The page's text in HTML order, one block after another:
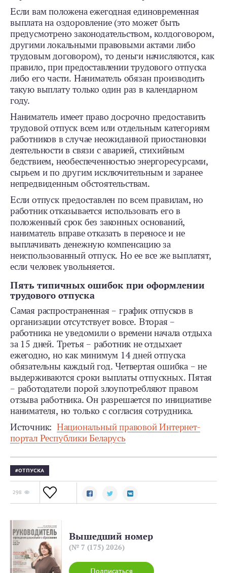
Если вам положена ежегодная единовременная
выплата на оздоровление (это может быть
предусмотрено законодательством, колдоговором,
другими локальными правовыми актами либо
трудовым договором), то деньги начисляются, как
правило, при предоставлении трудового отпуска
либо его части. Наниматель обязан производить
такую выплату только один раз в календарном
году.
Наниматель имеет право досрочно предоставить
трудовой отпуск всем или отдельным категориям
работников в случае неожиданной приостановки
деятельности в связи с аварией, стихийным
бедствием, необеспеченностью энергоресурсами,
сырьем и по другим исключительным и заранее
непредвиденным обстоятельствам.
Если отпуск предоставлен по всем правилам, но
работник отказывается использовать его в
положенный срок без законных оснований,
наниматель вправе отказать в переносе и не
выплачивать денежную компенсацию за
неиспользованный отпуск. Но ее все же выплатят,
если человек увольняется.
Пять типичных ошибок при оформлении
трудового отпуска
Самая распространенная – график отпусков в
организации отсутствует вовсе. Вторая –
работника не уведомили о времени начала отдыха
за 15 дней. Третья – работник не отдыхает
ежегодно, но как минимум 14 дней отпуска
обязательны каждый год. Четвертая ошибка – не
выдерживаются сроки выплаты отпускных. Пятая
– работодатели порой злоупотребляют правом
отзыва работника. Он разрешается по инициативе
нанимателя, но только с согласия сотрудника.
Источник: Национальный правовой Интернет-
портал Республики Беларусь
ОТПУСКА
298
Подписаться
Вышедший номер
(№ 7 (175) 2026)